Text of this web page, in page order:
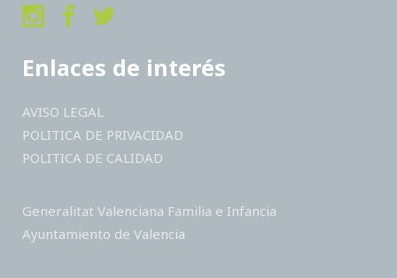
Enlaces de interés
AVISO LEGAL
POLITICA DE PRIVACIDAD
POLITICA DE CALIDAD
Generalitat Valenciana Familia e Infancia
Ayuntamiento de Valencia